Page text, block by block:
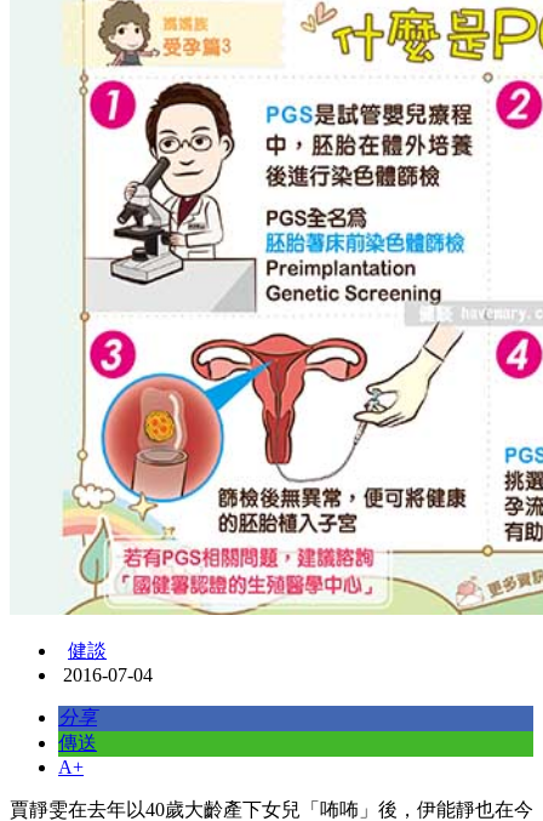
健談
2016-07-04
分享
傳送
A+
賈靜雯在去年以40歲大齡產下女兒「咘咘」後，伊能靜也在今